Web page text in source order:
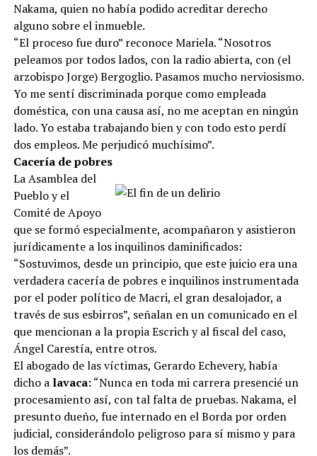
Nakama, quien no había podido acreditar derecho
alguno sobre el inmueble.
“El proceso fue duro” reconoce Mariela. “Nosotros
peleamos por todos lados, con la radio abierta, con (el
arzobispo Jorge) Bergoglio. Pasamos mucho nerviosismo.
Yo me sentí discriminada porque como empleada
doméstica, con una causa así, no me aceptan en ningún
lado. Yo estaba trabajando bien y con todo esto perdí
dos empleos. Me perjudicó muchísimo”.
Cacería de pobres
La Asamblea del
Pueblo y el
Comité de Apoyo
que se formó especialmente, acompañaron y asistieron
jurídicamente a los inquilinos daminificados:
“Sostuvimos, desde un principio, que este juicio era una
verdadera cacería de pobres e inquilinos instrumentada
por el poder político de Macri, el gran desalojador, a
través de sus esbirros”, señalan en un comunicado en el
que mencionan a la propia Escrich y al fiscal del caso,
Ángel Carestía, entre otros.
El abogado de las víctimas, Gerardo Echevery, había
dicho a lavaca:“Nunca en toda mi carrera presencié un
procesamiento así, con tal falta de pruebas. Nakama, el
presunto dueño, fue internado en el Borda por orden
judicial, considerándolo peligroso para sí mismo y para
los demás”.